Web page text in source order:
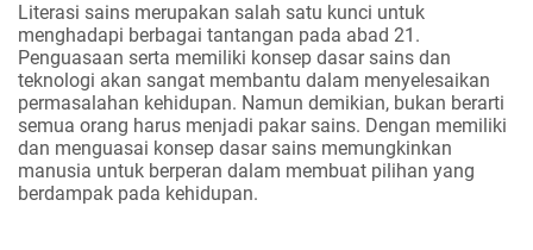
Literasi sains merupakan salah satu kunci untuk
menghadapi berbagai tantangan pada abad 21.
Penguasaan serta memiliki konsep dasar sains dan
teknologi akan sangat membantu dalam menyelesaikan
permasalahan kehidupan. Namun demikian, bukan berarti
semua orang harus menjadi pakar sains. Dengan memiliki
dan menguasai konsep dasar sains memungkinkan
manusia untuk berperan dalam membuat pilihan yang
berdampak pada kehidupan.